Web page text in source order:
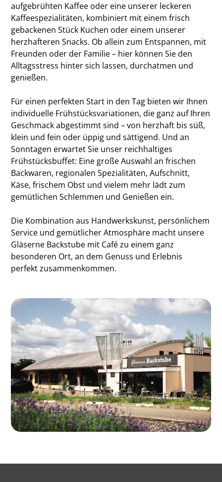
aufgebrühten Kaffee oder eine unserer leckeren
Kaffeespezialitäten, kombiniert mit einem frisch
gebackenen Stück Kuchen oder einem unserer
herzhafteren Snacks. Ob allein zum Entspannen, mit
Freunden oder der Familie – hier können Sie den
Alltagsstress hinter sich lassen, durchatmen und
genießen.
Für einen perfekten Start in den Tag bieten wir Ihnen
individuelle Frühstücksvariationen, die ganz auf Ihren
Geschmack abgestimmt sind – von herzhaft bis süß,
klein und fein oder üppig und sättigend. Und an
Sonntagen erwartet Sie unser reichhaltiges
Frühstücksbuffet: Eine große Auswahl an frischen
Backwaren, regionalen Spezialitäten, Aufschnitt,
Käse, frischem Obst und vielem mehr lädt zum
gemütlichen Schlemmen und Genießen ein.
Die Kombination aus Handwerkskunst, persönlichem
Service und gemütlicher Atmosphäre macht unsere
Gläserne Backstube mit Café zu einem ganz
besonderen Ort, an dem Genuss und Erlebnis
perfekt zusammenkommen.